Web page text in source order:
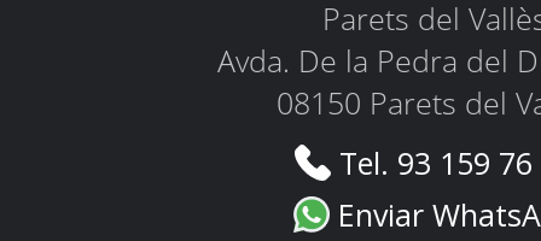
Parets del
Avda. De la Pedra del
08150 Parets del
Tel. 93 159
Enviar